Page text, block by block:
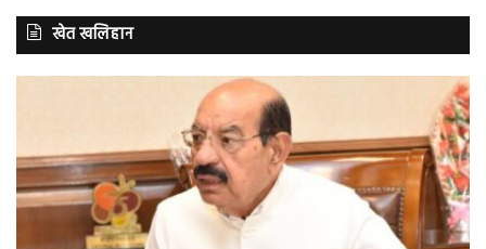
खेत खलिहान